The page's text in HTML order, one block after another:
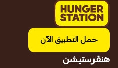
حمل التطبيق الآن
هنقرستيشن